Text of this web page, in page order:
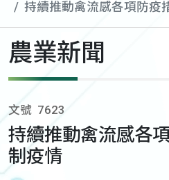
持續推動禽流感各項防疫
農業新聞
文號 7623
持續推動禽流感各
制疫情